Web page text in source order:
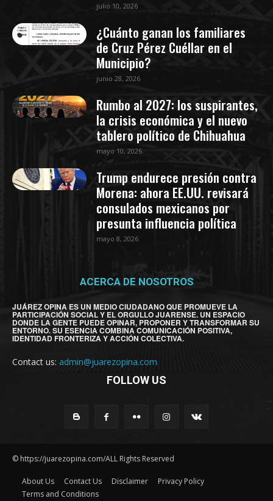
julio 10, 2026
¿Cuánto ganan los familiares
de Cruz Pérez Cuéllar en el
Municipio?
junio 28, 2026
Rumbo al 2027: los suspirantes,
la crisis económica y el nuevo
tablero político de Chihuahua
mayo 10, 2026
Trump endurece presión contra
Morena: ahora EE.UU. revisará
consulados mexicanos por
presunta influencia política
mayo 8, 2026
ACERCA DE NOSOTROS
JUÁREZ OPINA ES UN MEDIO CIUDADANO QUE PROMUEVE LA
PARTICIPACIÓN SOCIAL Y EL ORGULLO JUARENSE. UN ESPACIO
DONDE LA GENTE PUEDE OPINAR, PROPONER Y TRANSFORMAR SU
ENTORNO. SU ESENCIA COMBINA COMUNICACIÓN POSITIVA,
IDENTIDAD FRONTERIZA Y ACCIÓN COLECTIVA.
Contact us: admin@juarezopina.com
FOLLOW US
© https://juarezopina.com/ALL Rights Reserved
About Us Contact Us Disclaimer
Privacy Policy
Terms and Conditions